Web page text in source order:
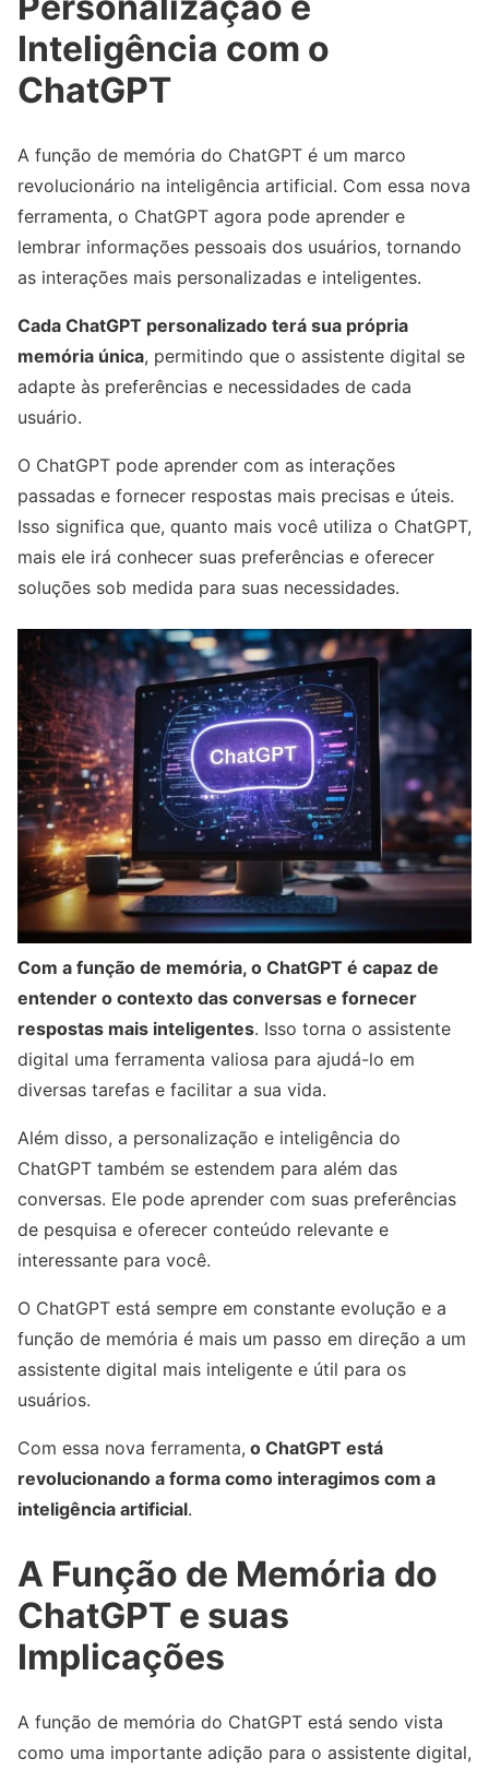
Inteligência com o
ChatGPT
A função de memória do ChatGPT é um marco
revolucionário na inteligência artificial. Com essa nova
ferramenta, o ChatGPT agora pode aprender e
lembrar informações pessoais dos usuários, tornando
as interações mais personalizadas e inteligentes.
Cada ChatGPT personalizado terá sua própria
memória única, permitindo que o assistente digital se
adapte às preferências e necessidades de cada
usuário.
O ChatGPT pode aprender com as interações
passadas e fornecer respostas mais precisas e úteis.
Isso significa que, quanto mais você utiliza o ChatGPT,
mais ele irá conhecer suas preferências e oferecer
soluções sob medida para suas necessidades.
Com a função de memória, o ChatGPT é capaz de
entender o contexto das conversas e fornecer
respostas mais inteligentes. Isso torna o assistente
digital uma ferramenta valiosa para ajudá-lo em
diversas tarefas e facilitar a sua vida.
Além disso, a personalização e inteligência do
ChatGPT também se estendem para além das
conversas. Ele pode aprender com suas preferências
de pesquisa e oferecer conteúdo relevante e
interessante para você.
O ChatGPT está sempre em constante evolução e a
função de memória é mais um passo em direção a um
assistente digital mais inteligente e útil para os
usuários.
Com essa nova ferramenta, o ChatGPT está
revolucionando a forma como interagimos com a
inteligência artificial.
A Função de Memória do
ChatGPT e suas
Implicações
A função de memória do ChatGPT está sendo vista
como uma importante adição para o assistente digital,